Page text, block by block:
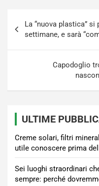
articoli
La “nuova plastica”
settimane, e sarà
Capodoglio
ULTIME
Creme solari, filtri
utile conoscere prima
Sei luoghi straordinari
sempre: perché